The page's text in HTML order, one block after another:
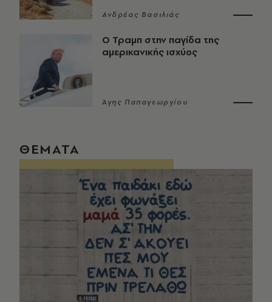
Ανδρέας Βασιλιάς
Ο Τραμπ στην παγίδα της
αμερικανικής ισχύος
Άγης Παπαγεωργίου
ΘΕΜΑΤΑ